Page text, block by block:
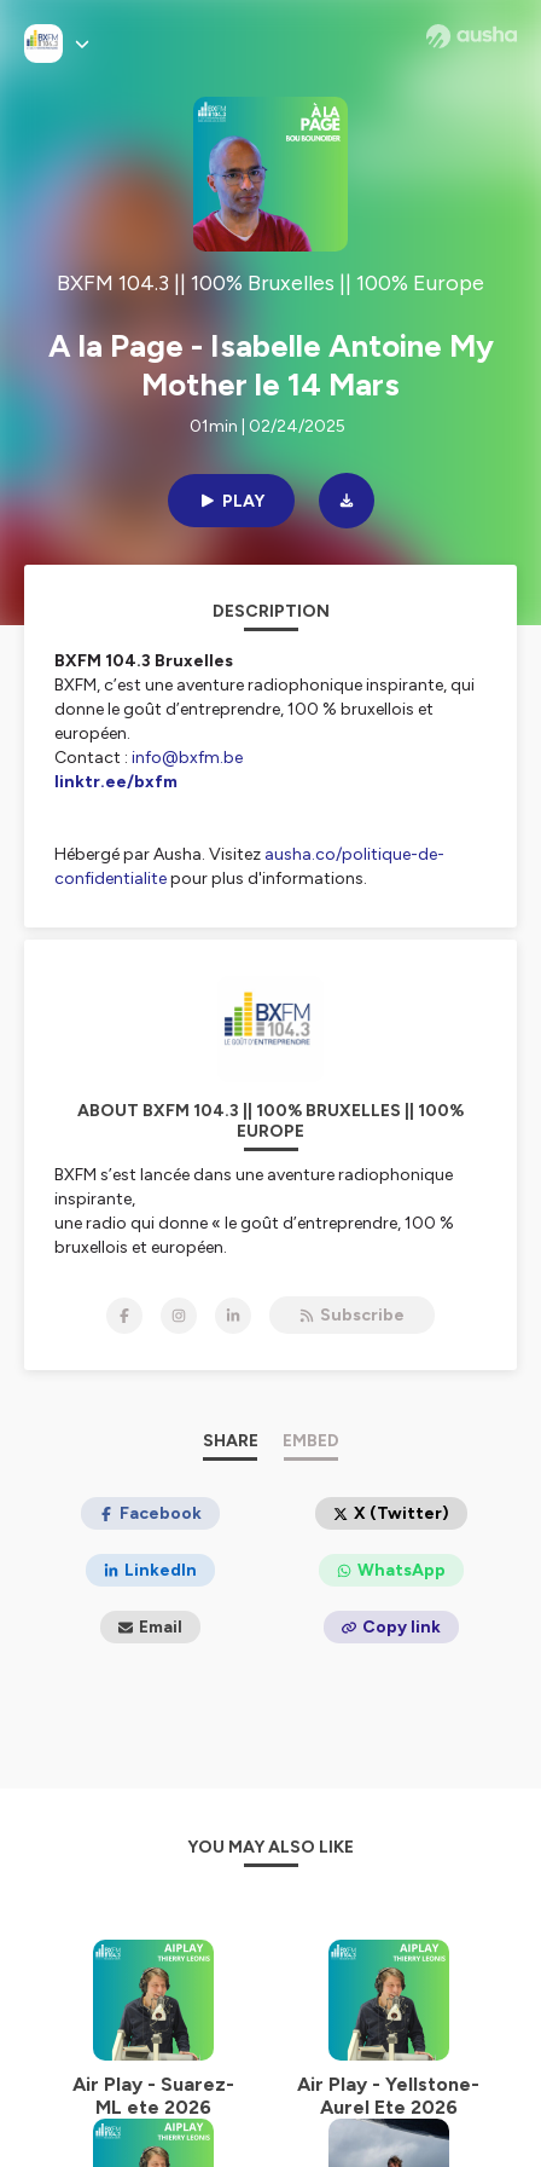
BXFM 104.3 || 100% Bruxelles || 100% Europe
A la Page - Isabelle Antoine My
Mother le 14 Mars
01min | 02/24/2025
PLAY
DESCRIPTION
BXFM 104.3 Bruxelles
BXFM, c’est une aventure radiophonique inspirante, qui
donne le goût d’entreprendre, 100 % bruxellois et
européen.
Contact : info@bxfm.be
linktr.ee/bxfm
Hébergé par Ausha. Visitez ausha.co/politique-de-
confidentialitepour plus d'informations.
ABOUT BXFM 104.3 || 100% BRUXELLES || 100%
EUROPE
BXFM s’est lancée dans une aventure radiophonique
inspirante,
une radio qui donne « le goût d’entreprendre, 100 %
bruxellois et européen.
d’entreprendre aux auditeurs et confirme les liens
dans le cadre de toutes les transitions vers un monde
c’est aussi une diversité
auditeurs qui vivent
l’impact de l’Europe au quotidien. Bruxelles est la
diversifiée avec un peu moins de 200 nationalités
Subscribe
SHARE EMBED
Facebook X (Twitter)
LinkedIn WhatsApp
Email Copy link
YOU MAY ALSO LIKE
Air Play - Suarez-
ML ete 2026
Air Play - Yellstone-
Aurel Ete 2026